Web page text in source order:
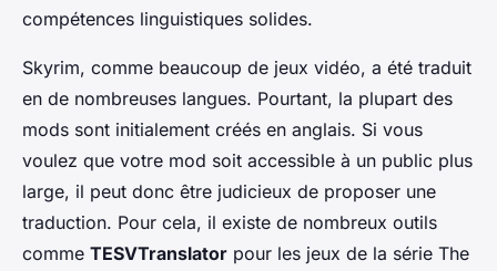
compétences linguistiques solides.
Skyrim, comme beaucoup de jeux vidéo, a été traduit
en de nombreuses langues. Pourtant, la plupart des
mods sont initialement créés en anglais. Si vous
voulez que votre mod soit accessible à un public plus
large, il peut donc être judicieux de proposer une
traduction. Pour cela, il existe de nombreux outils
comme TESVTranslator pour les jeux de la série The